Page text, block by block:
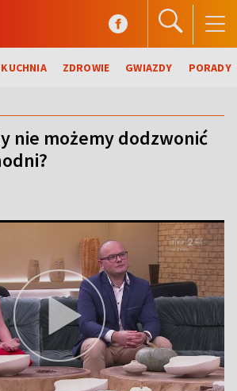
KUCHNIA ZDROWIE GWIAZDY PORADY
nie możemy dodzwonić